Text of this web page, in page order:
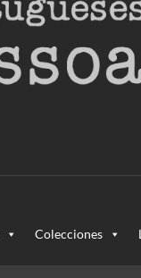
Colecciones